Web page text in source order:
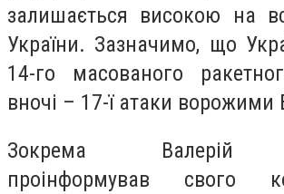
залишається високою на
України. Зазначимо, що
14-го масованого
вночі – 17-ї атаки
Зокрема Валерій
проінформував свого